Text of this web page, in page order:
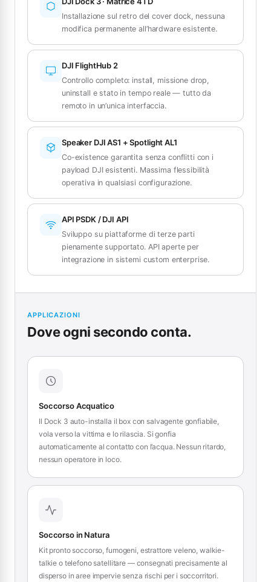
Installazione sul retro del cover dock, nessuna
modifica permanente all’hardware esistente.
DJI FlightHub 2
Controllo completo: install, missione drop,
uninstall e stato in tempo reale — tutto da
remoto in un’unica interfaccia.
Speaker DJI AS1 + Spotlight AL1
Co-existence garantita senza conflitti con i
payload DJI esistenti. Massima flessibilità
operativa in qualsiasi configurazione.
API PSDK / DJI API
Sviluppo su piattaforme di terze parti
pienamente supportato. API aperte per
integrazione in sistemi custom enterprise.
APPLICAZIONI
Dove ogni secondo conta.
Soccorso Acquatico
Il Dock 3 auto-installa il box con salvagente gonfiabile,
vola verso la vittima e lo rilascia. Si gonfia
automaticamente al contatto con l’acqua. Nessun ritardo,
nessun operatore in loco.
Soccorso in Natura
Kit pronto soccorso, fumogeni, estrattore veleno, walkie-
talkie o telefono satellitare — consegnati precisamente al
disperso in aree impervie senza rischi per i soccorritori.